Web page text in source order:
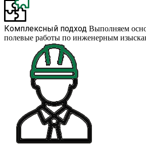
Комплексный подход Выполняем
полевые работы по инженерным